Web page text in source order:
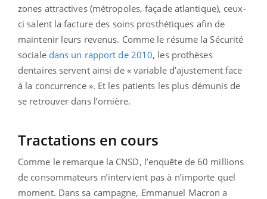
zones attractives (métropoles, façade atlantique), ceux-
ci salent la facture des soins prosthétiques afin de
maintenir leurs revenus. Comme le résume la Sécurité
sociale dans un rapport de 2010, les prothèses
dentaires servent ainsi de « variable d’ajustement face
à la concurrence ». Et les patients les plus démunis de
se retrouver dans l’ornière.
Tractations en cours
Comme le remarque la CNSD, l’enquête de 60 millions
de consommateurs n’intervient pas à n’importe quel
moment. Dans sa campagne, Emmanuel Macron a